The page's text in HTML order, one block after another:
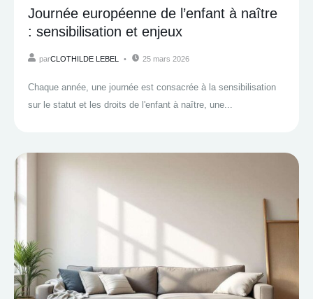
Journée européenne de l’enfant à naître
: sensibilisation et enjeux
parCLOTHILDE LEBEL 25 mars 2026
Chaque année, une journée est consacrée à la sensibilisation
sur le statut et les droits de l'enfant à naître, une...